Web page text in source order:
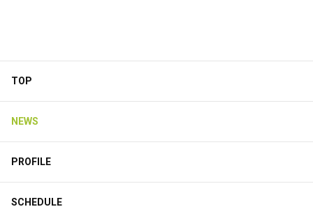
TOP
NEWS
PROFILE
SCHEDULE